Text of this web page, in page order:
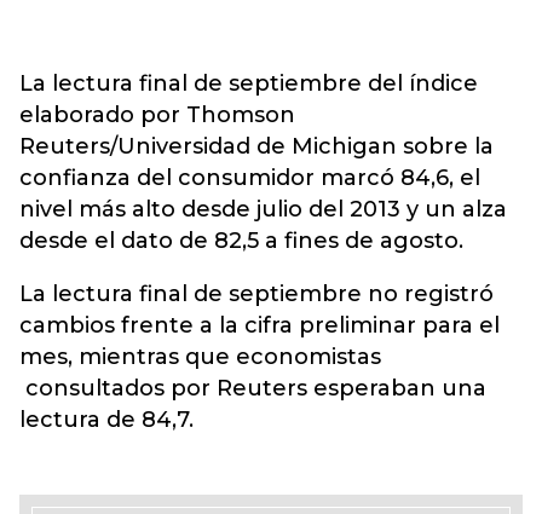
La lectura final de septiembre del índice
elaborado por Thomson
Reuters/Universidad de Michigan sobre la
confianza del consumidor marcó 84,6, el
nivel más alto desde julio del 2013 y un alza
desde el dato de 82,5 a fines de agosto.
La lectura final de septiembre no registró
cambios frente a la cifra preliminar para el
mes, mientras que economistas
consultados por Reuters esperaban una
lectura de 84,7.